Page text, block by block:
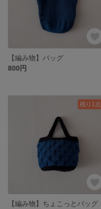
【編み物】バッグ
800円
残り1点
【編み物】ちょこっとバッグ